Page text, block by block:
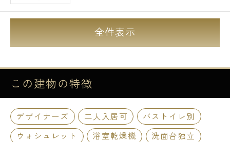
全件表示
この建物の特徴
デザイナーズ 二人入居可
バストイレ別
ウォシュレット
浴室乾燥機
洗面台独立